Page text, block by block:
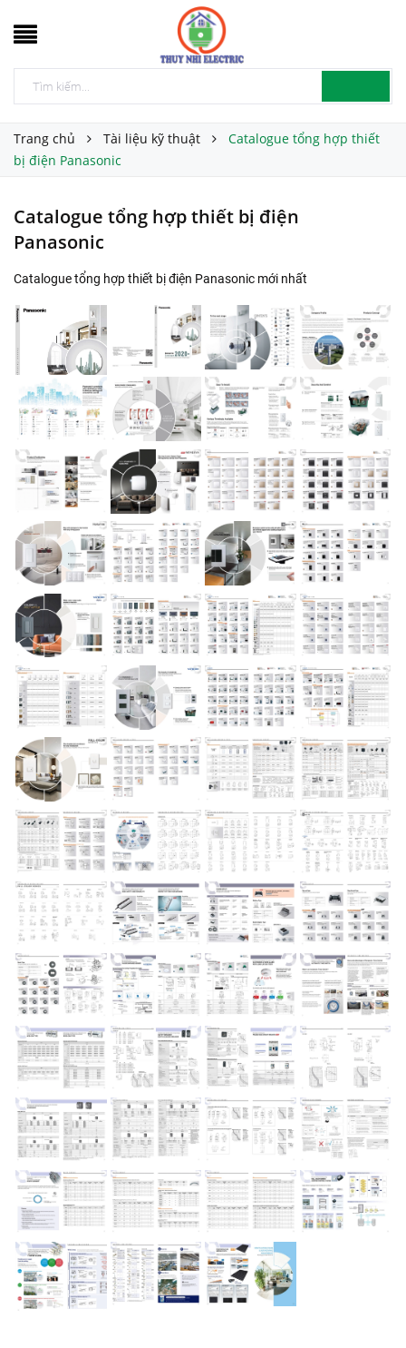
Trang chủ Tài liệu kỹ thuật
Catalogue tổng hợp thiết
bị điện Panasonic
Catalogue tổng hợp thiết bị điện
Panasonic
Catalogue tổng hợp thiết bị điện Panasonic mới nhất